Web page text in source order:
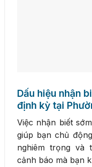
Dấu hiệu nhận
định kỳ tại
Việc nhận biết
giúp bạn chủ
nghiêm trọng và
cảnh báo mà bạn